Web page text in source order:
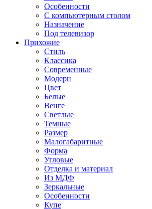
Особенности
С компьютерным столом
Назначение
Под телевизор
Прихожие
Стиль
Классика
Современные
Модерн
Цвет
Белые
Венге
Светлые
Темные
Размер
Малогабаритные
Форма
Угловые
Отделка и материал
Из МДФ
Зеркальные
Особенности
Купе